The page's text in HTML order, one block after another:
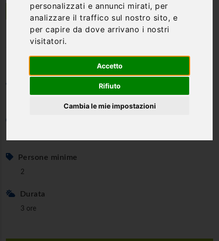
personalizzati e annunci mirati, per
analizzare il traffico sul nostro sito, e
per capire da dove arrivano i nostri
visitatori.
Accetto
Rifiuto
Cambia le mie impostazioni
Dimaro | Trentino Alto Adige
Mountain Bike Enduro: la discesa
delle Aquile!
Persone minime
2
Durata
3 ore